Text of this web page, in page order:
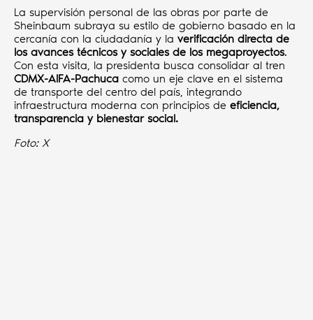
La supervisión personal de las obras por parte de
Sheinbaum subraya su estilo de gobierno basado en la
cercanía con la ciudadanía y la verificación directa de
los avances técnicos y sociales de los megaproyectos.
Con esta visita, la presidenta busca consolidar al tren
CDMX-AIFA-Pachuca como un eje clave en el sistema
de transporte del centro del país, integrando
infraestructura moderna con principios de eficiencia,
transparencia y bienestar social.
Foto: X